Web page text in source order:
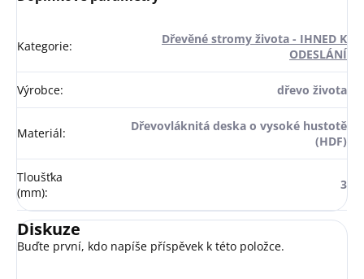
Kategorie:
Dřevěné stromy života - IHNED K
ODESLÁNÍ
Výrobce: dřevo života
Materiál:
Dřevovláknitá deska o vysoké hustotě
(HDF)
Tloušťka
(mm):
3
Diskuze
Buďte první, kdo napíše příspěvek k této položce.